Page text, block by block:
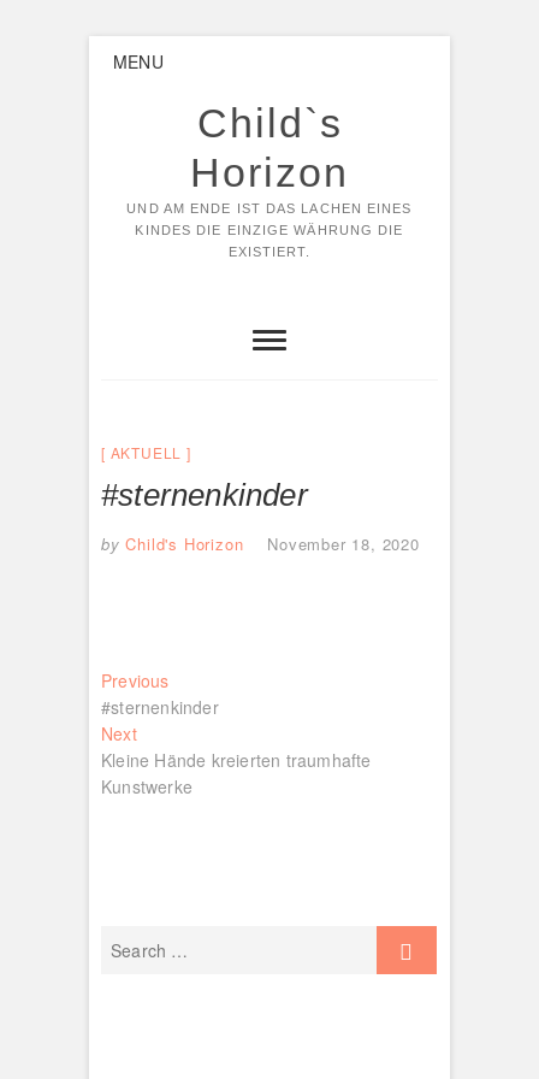
MENU
Child`s
Horizon
UND AM ENDE IST DAS LACHEN EINES
KINDES DIE EINZIGE WÄHRUNG DIE
EXISTIERT.
AKTUELL
#sternenkinder
by Child's Horizon November 18, 2020
Beitragsnavigation
PreviousPrevious
post:
#sternenkinder
NextNext
post:
Kleine Hände kreierten traumhafte
Kunstwerke